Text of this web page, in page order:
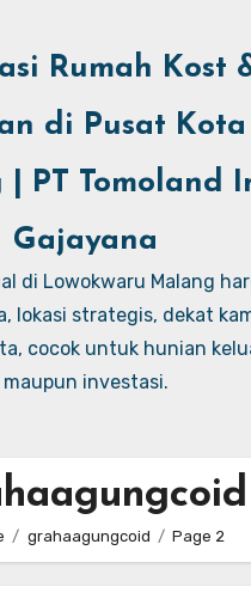
Rumah Kost
di Pusat Kota
| PT Tomoland
Gajayana
di Lowokwaru Malang
lokasi strategis, dekat
cocok untuk hunian
maupun investasi.
grahaagungcoid Page 2